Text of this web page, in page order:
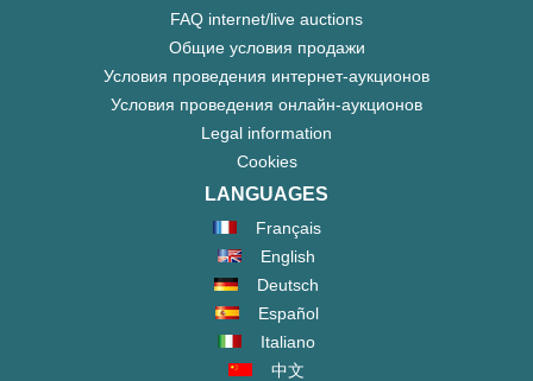
FAQ internet/live auctions
Общие условия продажи
Условия проведения интернет-аукционов
Условия проведения онлайн-аукционов
Legal information
Cookies
LANGUAGES
Français
English
Deutsch
Español
Italiano
中文